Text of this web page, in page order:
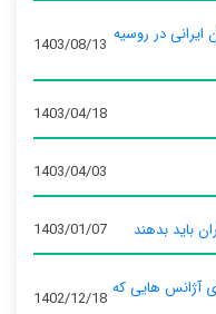
ایرانی در روسیه 1403/08/13
1403/04/18
1403/04/03
باید بدهند 1403/01/07
آژانس‌ هایی که 1402/12/18